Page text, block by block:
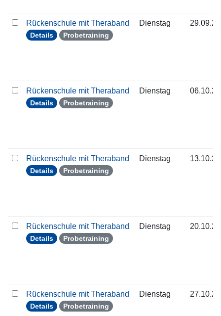
Rückenschule mit Theraband
Details Probetraining
Dienstag
Rückenschule mit Theraband
Details Probetraining
Dienstag
Rückenschule mit Theraband
Details Probetraining
Dienstag
Rückenschule mit Theraband
Details Probetraining
Dienstag
Rückenschule mit Theraband
Details Probetraining
Dienstag